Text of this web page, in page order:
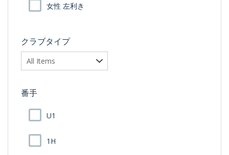
女性 左利き
クラブタイプ
番手
U1
1H